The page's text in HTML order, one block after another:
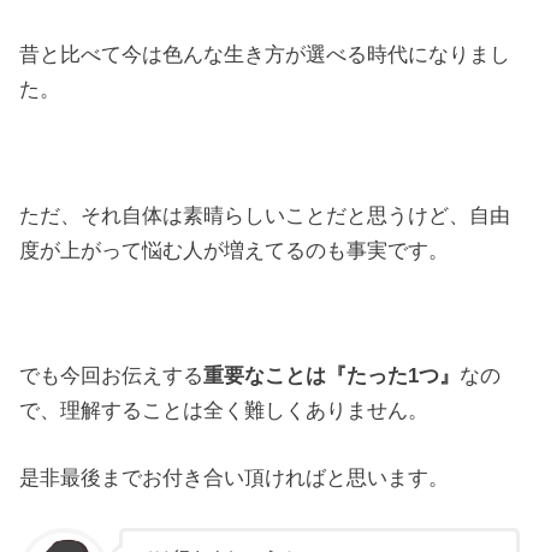
昔と比べて今は色んな生き方が選べる時代になりまし
た。
ただ、それ自体は素晴らしいことだと思うけど、自由
度が上がって悩む人が増えてるのも事実です。
でも今回お伝えする重要なことは『たった1つ』 なの
で、理解することは全く難しくありません。
是非最後までお付き合い頂ければと思います。